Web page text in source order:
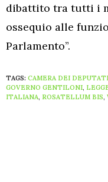
dibattito tra tutti i
ossequio alle
Parlamento”.
TAGS: CAMERA DEI DEPUTATI
GOVERNO GENTILONI,
ITALIANA, ROSATELLUM BIS,